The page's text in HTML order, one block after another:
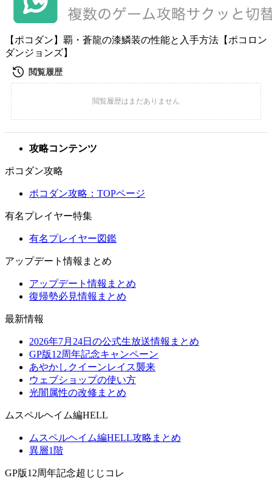
【ポコダン】覇・蒼龍の漆鱗装の性能と入手方法【ポコロン
ダンジョンズ】
攻略コンテンツ
ポコダン攻略
ポコダン攻略：TOPページ
有名プレイヤー特集
有名プレイヤー図鑑
アップデート情報まとめ
アップデート情報まとめ
復帰勢必見情報まとめ
最新情報
2026年7月24日の公式生放送情報まとめ
GP版12周年記念キャンペーン
あやかしクイーンレイス襲来
ウェブショップの使い方
光闇属性の改修まとめ
ムスペルヘイム編HELL
ムスペルヘイム編HELL攻略まとめ
異層1階
GP版12周年記念超じじコレ